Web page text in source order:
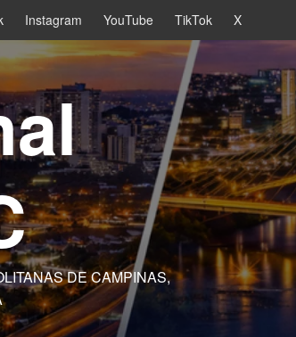
Instagram YouTube TikTok X
DE CAMPINAS,